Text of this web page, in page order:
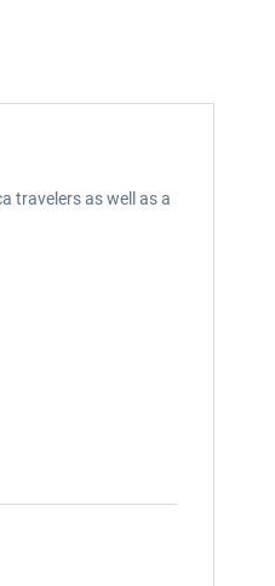
travelers as well as a